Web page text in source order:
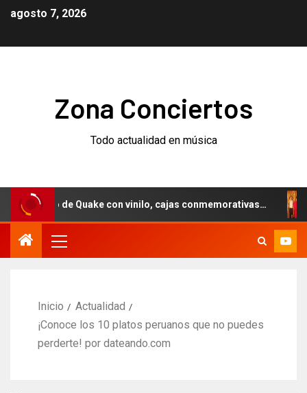
agosto 7, 2026
Zona Conciertos
Todo actualidad en música
de Quake con vinilo, cajas conmemorativas…
Inicio
Actualidad
¡Conoce los 10 platos peruanos que no puedes
perderte! por dateando.com